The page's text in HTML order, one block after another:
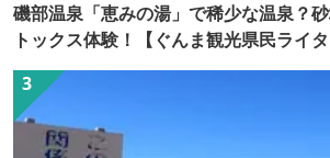
磯部温泉「恵みの湯」で稀少な温泉？
トックス体験！【ぐんま観光県民ライタ